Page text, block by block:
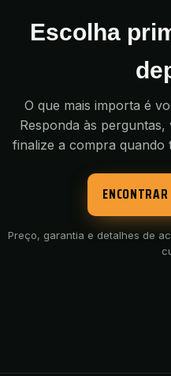
Escolha
O que mais importa é
Responda às
finalize a compra quando
Preço, garantia e detalhes de